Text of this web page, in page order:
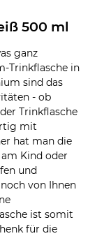
500 ml
ganz
Trinkflasche in
sind das
- ob
Trinkflasche
mit
hat man die
Kind oder
und
von Ihnen
ist somit
für die